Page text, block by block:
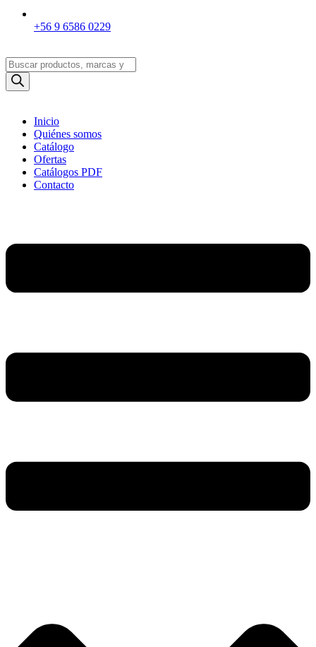
+56 9 6586 0229
Búsqueda
de
productos
Inicio
Quiénes somos
Catálogo
Ofertas
Catálogos PDF
Contacto